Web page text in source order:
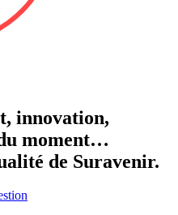
innovation,
moment…
de Suravenir.